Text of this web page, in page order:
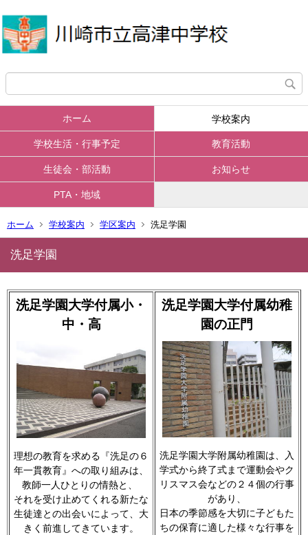
ホーム 学校案内
学校生活・行事予定 教育活動
生徒会・部活動 お知らせ
PTA・地域
ホーム 学校案内 学区案内 洗足学園
洗足学園
洗足学園大学付属小・
中・高
理想の教育を求める『洗足の６
年一貫教育』への取り組みは、
教師一人ひとりの情熱と、
それを受け止めてくれる新たな
生徒達との出会いによって、大
きく前進してきています。
洗足学園大学付属幼稚
園の正門
洗足学園大学附属幼稚園は、入
学式から終了式まで運動会やク
リスマス会などの２４個の行事
があり、
日本の季節感を大切に子どもた
ちの保育に適した様々な行事を